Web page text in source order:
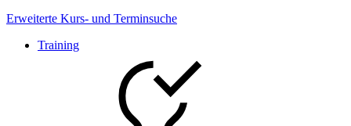
Erweiterte Kurs- und Terminsuche
Training